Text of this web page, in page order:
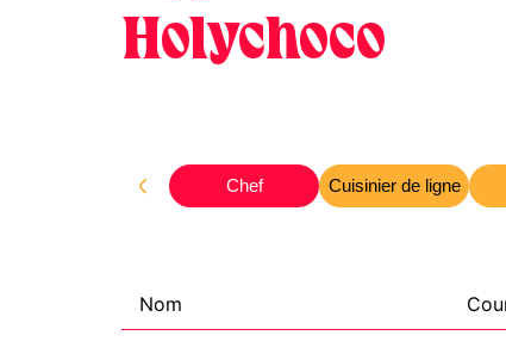
Holychoco
Chef Cuisinier de ligne